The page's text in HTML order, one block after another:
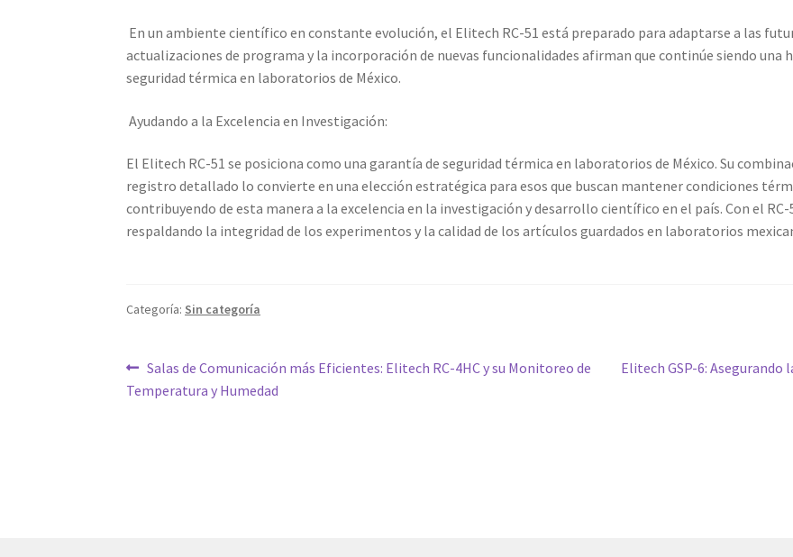
En un ambiente científico en constante evolución, el Elitech RC-51 está preparado para adaptarse a las
actualizaciones de programa y la incorporación de nuevas funcionalidades afirman que continúe siendo
seguridad térmica en laboratorios de México.
Ayudando a la Excelencia en Investigación:
El Elitech RC-51 se posiciona como una garantía de seguridad térmica en laboratorios de México. Su
registro detallado lo convierte en una elección estratégica para esos que buscan mantener condiciones
contribuyendo de esta manera a la excelencia en la investigación y desarrollo científico en el país. Con el
respaldando la integridad de los experimentos y la calidad de los artículos guardados en laboratorios
Categoría: Sin categoría
Navegación
de
Entrada
anterior:
Salas de Comunicación más Eficientes: Elitech RC-4HC y su Monitoreo de
Temperatura y Humedad
Siguiente
Elitech GSP-6: Asegurando